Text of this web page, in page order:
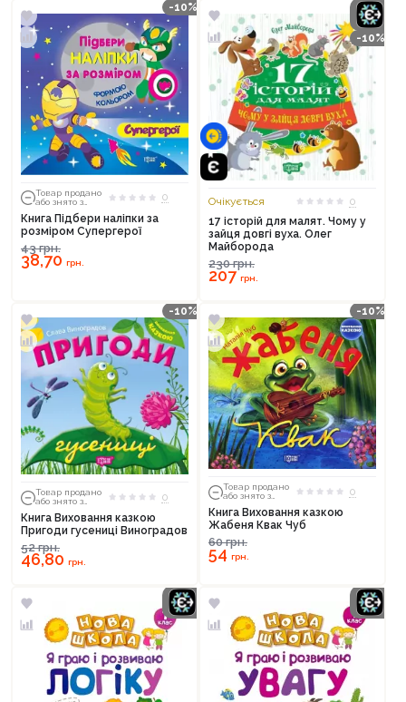
-10%
Товар продано
або знято з
0
Книга Підбери наліпки за
розміром Супергерої
43грн.
38,70 грн.
-10%
Очікується
0
17 історій для малят. Чому у
зайця довгі вуха. Олег
Майборода
230грн.
207грн.
-10%
Товар продано
або знято з
0
Книга Виховання казкою
Пригоди гусениці Виноградов
52грн.
46,80 грн.
-10%
Товар продано
або знято з
0
Книга Виховання казкою
Жабеня Квак Чуб
60грн.
54грн.